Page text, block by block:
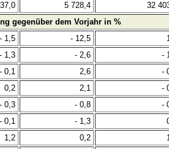
5 728,4
32
gegenüber dem Vorjahr in %
- 1,5 - 12,5
- 1,3 - 2,6
-
- 0,1 2,6
-
0,2 2,1
-
- 0,3 - 0,8
-
- 0,1 - 1,3
1,2 0,2